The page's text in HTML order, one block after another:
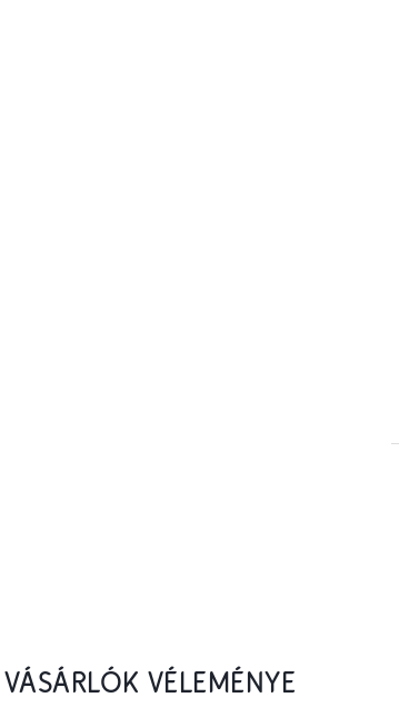
VÁSÁRLÓK VÉLEMÉNYE